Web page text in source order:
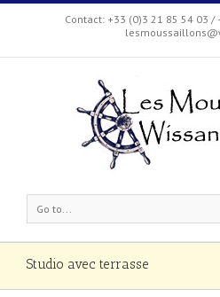
Contact: +33 (0)3 21 85 54 03 /
Go to...
Studio avec terrasse